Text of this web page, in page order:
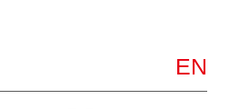
EN